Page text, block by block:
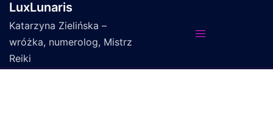
Przejdź
do
treści
LuxLunaris
Katarzyna Zielińska –
wróżka, numerolog, Mistrz
Reiki